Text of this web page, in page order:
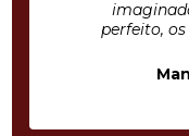
perfeito,